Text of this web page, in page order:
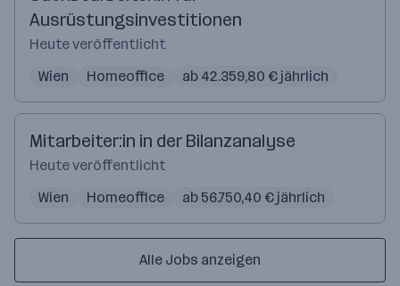
Ausrüstungsinvestitionen
Heute veröffentlicht
Wien
Homeoffice ab 42.359,80 € jährlich
Mitarbeiter:in in der Bilanzanalyse
Heute veröffentlicht
Wien
Homeoffice ab 56.750,40 € jährlich
Alle Jobs anzeigen